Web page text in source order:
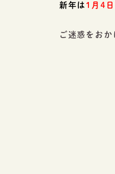
新年は 1月4日
ご迷惑をお